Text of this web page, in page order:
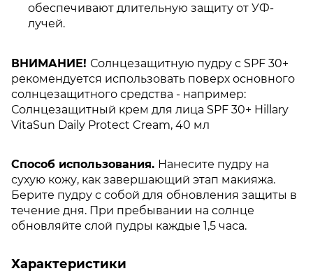
обеспечивают длительную защиту от УФ-
лучей.
ВНИМАНИЕ! Солнцезащитную пудру с SPF 30+
рекомендуется использовать поверх основного
солнцезащитного средства - например:
Солнцезащитный крем для лица SPF 30+ Hillary
VitaSun Daily Protect Cream, 40 мл
Способ использования. Нанесите пудру на
сухую кожу, как завершающий этап макияжа.
Берите пудру с собой для обновления защиты в
течение дня. При пребывании на солнце
обновляйте слой пудры каждые 1,5 часа.
Характеристики